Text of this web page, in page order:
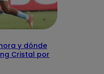
y dónde
Cristal por